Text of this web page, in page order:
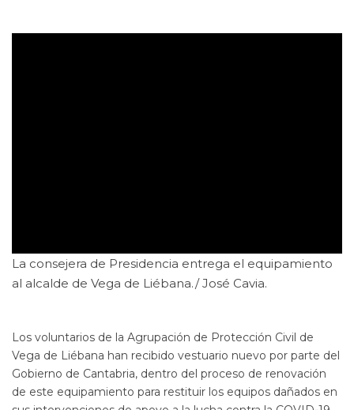
La consejera de Presidencia entrega el equipamiento
al alcalde de Vega de Liébana./ José Cavia.
Los voluntarios de la Agrupación de Protección Civil de
Vega de Liébana han recibido vestuario nuevo por parte del
Gobierno de Cantabria, dentro del proceso de renovación
de este equipamiento para restituir los equipos dañados en